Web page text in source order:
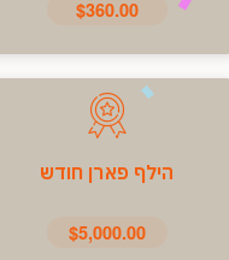
$360.00
הילף פארן חודש
$5,000.00